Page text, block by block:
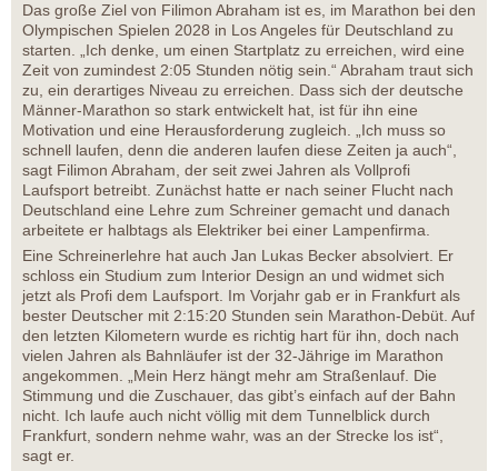
Das große Ziel von Filimon Abraham ist es, im Marathon bei den
Olympischen Spielen 2028 in Los Angeles für Deutschland zu
starten. „Ich denke, um einen Startplatz zu erreichen, wird eine
Zeit von zumindest 2:05 Stunden nötig sein.“ Abraham traut sich
zu, ein derartiges Niveau zu erreichen. Dass sich der deutsche
Männer-Marathon so stark entwickelt hat, ist für ihn eine
Motivation und eine Herausforderung zugleich. „Ich muss so
schnell laufen, denn die anderen laufen diese Zeiten ja auch“,
sagt Filimon Abraham, der seit zwei Jahren als Vollprofi
Laufsport betreibt. Zunächst hatte er nach seiner Flucht nach
Deutschland eine Lehre zum Schreiner gemacht und danach
arbeitete er halbtags als Elektriker bei einer Lampenfirma.
Eine Schreinerlehre hat auch Jan Lukas Becker absolviert. Er
schloss ein Studium zum Interior Design an und widmet sich
jetzt als Profi dem Laufsport. Im Vorjahr gab er in Frankfurt als
bester Deutscher mit 2:15:20 Stunden sein Marathon-Debüt. Auf
den letzten Kilometern wurde es richtig hart für ihn, doch nach
vielen Jahren als Bahnläufer ist der 32-Jährige im Marathon
angekommen. „Mein Herz hängt mehr am Straßenlauf. Die
Stimmung und die Zuschauer, das gibt’s einfach auf der Bahn
nicht. Ich laufe auch nicht völlig mit dem Tunnelblick durch
Frankfurt, sondern nehme wahr, was an der Strecke los ist“,
sagt er.